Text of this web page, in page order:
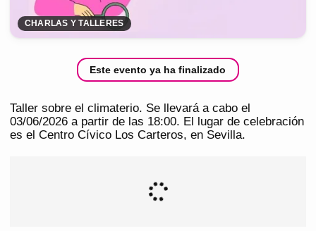
CHARLAS Y TALLERES
Este evento ya ha finalizado
Taller sobre el climaterio. Se llevará a cabo el
03/06/2026 a partir de las 18:00. El lugar de celebración
es el Centro Cívico Los Carteros, en Sevilla.